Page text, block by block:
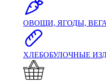
ОВОЩИ, ЯГОДЫ,
ХЛЕБОБУЛОЧНЫЕ